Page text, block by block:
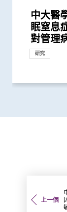
中大醫
眠窒息
對管理
研究
中大證
冠肺炎
不同年
研究
中大研
增患心
研究
本港兒
疫下兒
後抗拒
研究
中大醫
「隱形
載量及
研究
中大建
試 全港
其子女
研究
中大研
常有效
研究
中大研
發安全
研究
中大研
原 有助
的「蟹
研究
中大醫
為魚過
議
研究
中大研
微生態
改善患
研究
中大兒
中心研
發風險
研究
中大醫
的致敏
研究
中大破
因組圖
發精準
研究
中大卓
及基因
為難治
研究
中大研
防、診
研究
中大醫
試」 能
測試
研究
中大研
曾使用
互作用
研究
中大醫
敏的主
Cten i 1
研究
中大研
患哮喘
研究
中大將
首階段
研究
中大設
流感疫
研究
「香港
正式成
童健康
健康推廣計劃
中大就
個流行
毒」及
研究
中大再
兒篩查
增生症
捐款
中大領
組 為吸
新方向
研究
中大研
足
健康推廣計劃
中大展
建立健
健康推廣計劃
中大率
質評估
臨床服務
中大發
素息息
研究
上一個